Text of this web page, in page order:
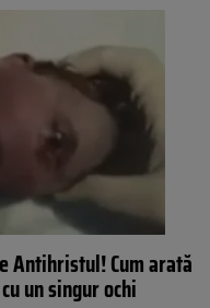
Antihristul! Cum arată
un singur ochi